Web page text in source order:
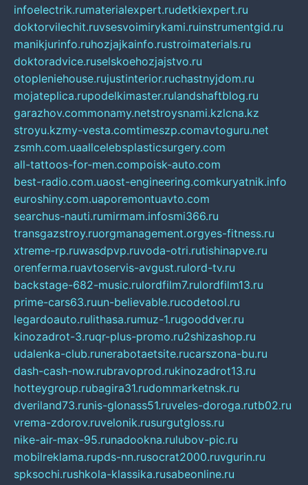
infoelectrik.rumaterialexpert.rudetkiexpert.ru
doktorvilechit.ruvsesvoimirykami.ruinstrumentgid.ru
manikjurinfo.ruhozjajkainfo.rustroimaterials.ru
doktoradvice.ruselskoehozjajstvo.ru
otopleniehouse.rujustinterior.ruchastnyjdom.ru
mojateplica.rupodelkimaster.rulandshaftblog.ru
garazhov.commonamy.netstroysnami.kzlcna.kz
stroyu.kzmy-vesta.comtimeszp.comavtoguru.net
zsmh.com.uaallcelebsplasticsurgery.com
all-tattoos-for-men.compoisk-auto.com
best-radio.com.uaost-engineering.comkuryatnik.info
euroshiny.com.uaporemontuavto.com
searchus-nauti.rumirmam.infosmi366.ru
transgazstroy.ruorgmanagement.orgyes-fitness.ru
xtreme-rp.ruwasdpvp.ruvoda-otri.rutishinapve.ru
orenferma.ruavtoservis-avgust.rulord-tv.ru
backstage-682-music.rulordfilm7.rulordfilm13.ru
prime-cars63.ruun-believable.rucodetool.ru
legardoauto.rulithasa.rumuz-1.rugooddver.ru
kinozadrot-3.ruqr-plus-promo.ru2shizashop.ru
udalenka-club.runerabotaetsite.rucarszona-bu.ru
dash-cash-now.rubravoprod.rukinozadrot13.ru
hotteygroup.rubagira31.rudommarketnsk.ru
dveriland73.runis-glonass51.ruveles-doroga.rutb02.ru
vrema-zdorov.ruvelonik.rusurgutgloss.ru
nike-air-max-95.runadookna.rulubov-pic.ru
mobilreklama.rupds-nn.rusocrat2000.ruvgurin.ru
spksochi.rushkola-klassika.rusabeonline.ru